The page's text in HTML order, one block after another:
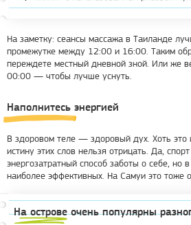
На заметку: сеансы массажа в Таиланде
промежутке между 12:00 и 16:00. Таким
переждете местный дневной зной. Или же
00:00 — чтобы лучше уснуть.
Наполнитесь энергией
В здоровом теле — здоровый дух. Хоть это
истину этих слов нельзя отрицать. Да,
энергозатратный способ заботы о себе, но
наиболее эффективных. На Самуи это тоже
На острове очень популярны